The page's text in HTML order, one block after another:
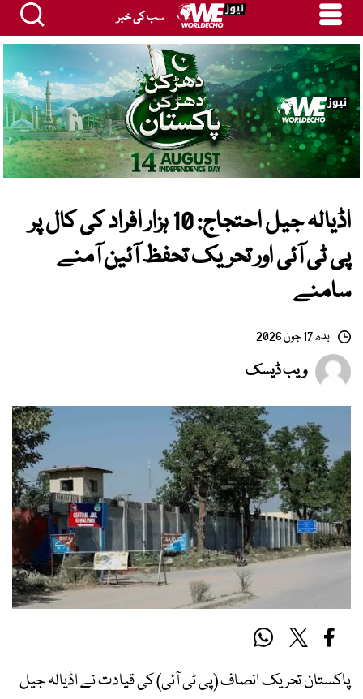
سب کی خبر
اڈیالہ جیل احتجاج: 10 ہزار افراد کی کال پر
پی ٹی آئی اور تحریک تحفظ آئین آمنے
سامنے
بدھ 17 جون 2026
ویب ڈیسک
پاکستان تحریک انصاف (پی ٹی آئی) کی قیادت نے اڈیالہ جیل